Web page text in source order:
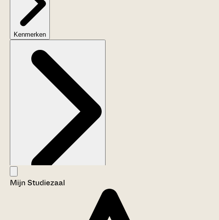
Kenmerken
Aanwijzingen voor de gebruiker
Mijn Studiezaal